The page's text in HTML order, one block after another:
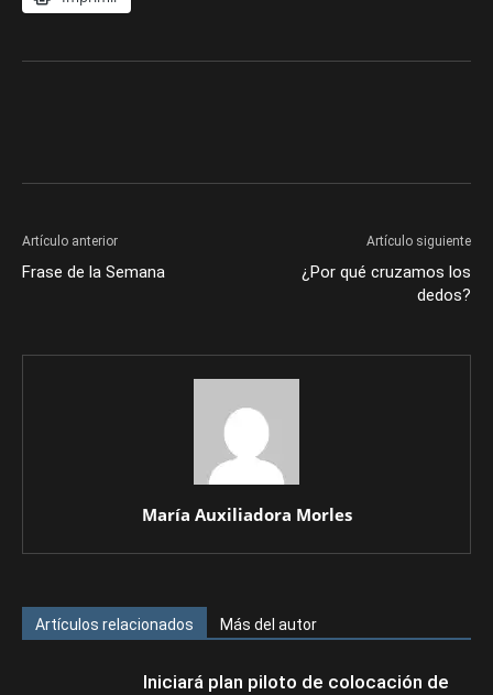
Artículo anterior
Frase de la Semana
Artículo siguiente
¿Por qué cruzamos los
dedos?
María Auxiliadora Morles
Artículos relacionados Más del autor
Iniciará plan piloto de colocación de